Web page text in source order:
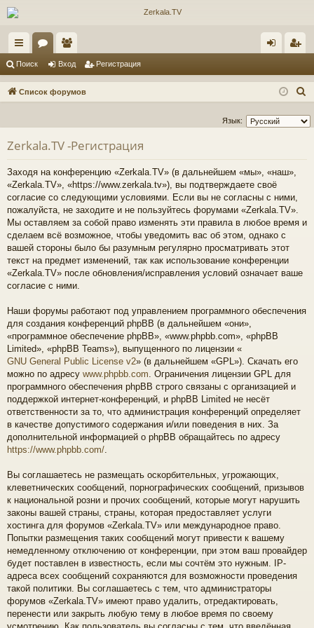
с
ы
и
ум
ол
ьз
ат
ел
и
д ис
ац
Поиск Вход Регистрация
Список форумов
и
Язык:
Zerkala.TV -Регистрация
Заходя на конференцию «Zerkala.TV» (в дальнейшем «мы», «наш»,
«Zerkala.TV», «https://www.zerkala.tv»), вы подтверждаете своё
согласие со следующими условиями. Если вы не согласны с ними,
пожалуйста, не заходите и не пользуйтесь форумами «Zerkala.TV».
Мы оставляем за собой право изменять эти правила в любое время и
сделаем всё возможное, чтобы уведомить вас об этом, однако с
вашей стороны было бы разумным регулярно просматривать этот
текст на предмет изменений, так как использование конференции
«Zerkala.TV» после обновления/исправления условий означает ваше
согласие с ними.
Наши форумы работают под управлением программного обеспечения
для создания конференций phpBB (в дальнейшем «они»,
«программное обеспечение phpBB», «www.phpbb.com», «phpBB
Limited», «phpBB Teams»), выпущенного по лицензии «
GNU General Public License v2» (в дальнейшем «GPL»). Скачать его
можно по адресу www.phpbb.com . Ограничения лицензии GPL для
программного обеспечения phpBB строго связаны с организацией и
поддержкой интернет-конференций, и phpBB Limited не несёт
ответственности за то, что администрация конференций определяет
в качестве допустимого содержания и/или поведения в них. За
дополнительной информацией о phpBB обращайтесь по адресу
https://www.phpbb.com/
Вы соглашаетесь не размещать оскорбительных, угрожающих,
клеветнических сообщений, порнографических сообщений, призывов
к национальной розни и прочих сообщений, которые могут нарушить
законы вашей страны, страны, которая предоставляет услуги
хостинга для форумов «Zerkala.TV» или международное право.
Попытки размещения таких сообщений могут привести к вашему
немедленному отключению от конференции, при этом ваш провайдер
будет поставлен в известность, если мы сочтём это нужным. IP-
адреса всех сообщений сохраняются для возможности проведения
такой политики. Вы соглашаетесь с тем, что администраторы
форумов «Zerkala.TV» имеют право удалить, отредактировать,
перенести или закрыть любую тему в любое время по своему
усмотрению. Как пользователь вы согласны с тем, что введённая